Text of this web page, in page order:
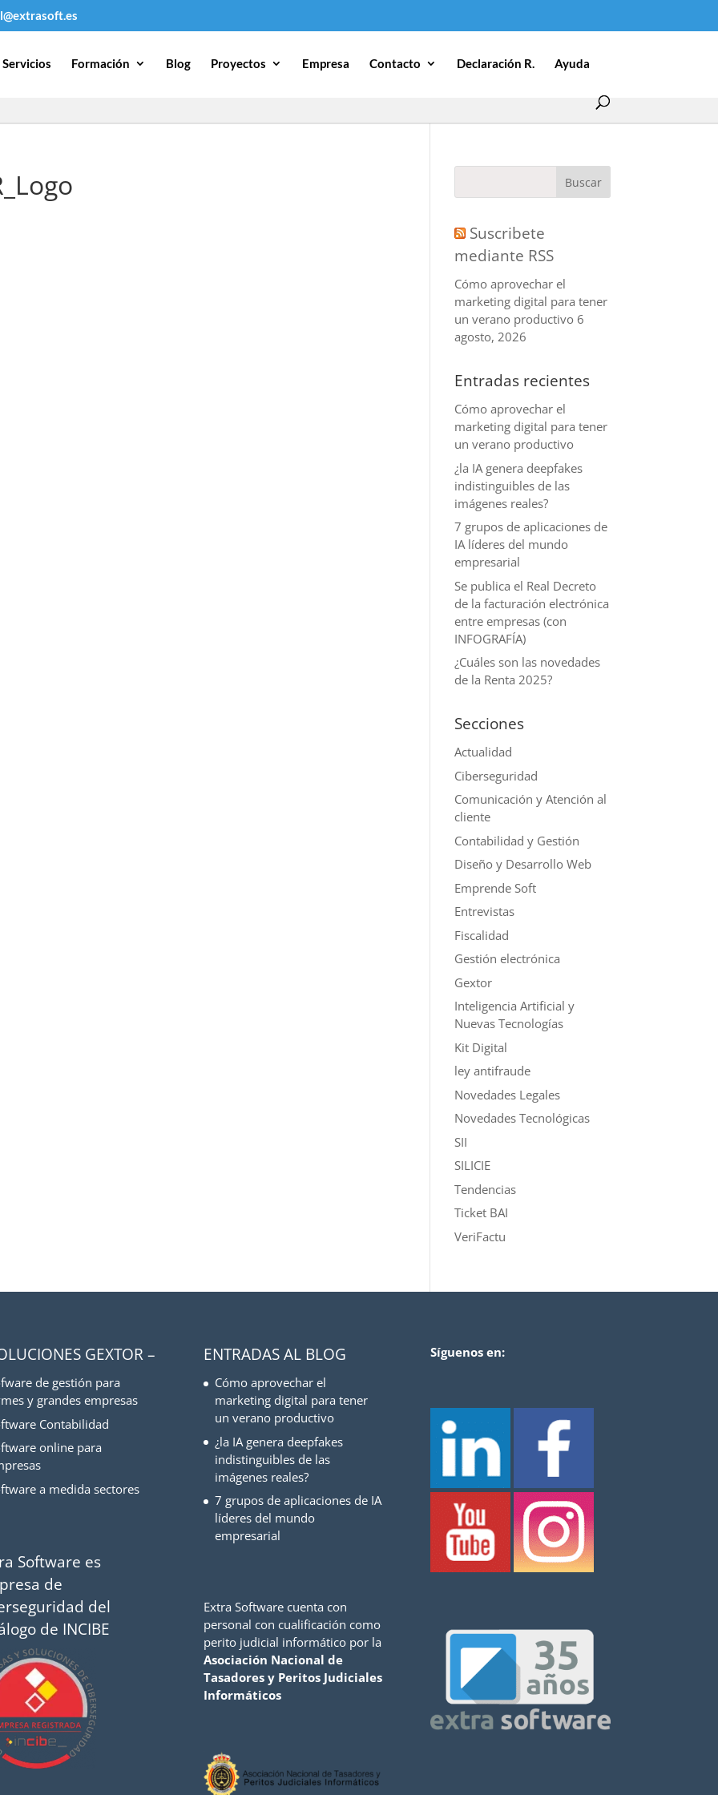
Servicios Formación Blog Proyectos Empresa Contacto Declaración R. Ayuda
Suscribete
mediante RSS
Cómo aprovechar el
marketing digital para tener
un verano productivo 6
agosto, 2026
Entradas recientes
Cómo aprovechar el
marketing digital para tener
un verano productivo
¿la IA genera deepfakes
indistinguibles de las
imágenes reales?
7 grupos de aplicaciones de
IA líderes del mundo
empresarial
Se publica el Real Decreto
de la facturación electrónica
entre empresas (con
INFOGRAFÍA)
¿Cuáles son las novedades
de la Renta 2025?
Secciones
Actualidad
Ciberseguridad
Comunicación y Atención al
cliente
Contabilidad y Gestión
Diseño y Desarrollo Web
Emprende Soft
Entrevistas
Fiscalidad
Gestión electrónica
Gextor
Inteligencia Artificial y
Nuevas Tecnologías
Kit Digital
ley antifraude
Novedades Legales
Novedades Tecnológicas
SII
SILICIE
Tendencias
Ticket BAI
VeriFactu
GEXTOR –
de gestión para
y grandes empresas
Contabilidad
online para
a medida sectores
Software es
de
del
de INCIBE
ENTRADAS AL BLOG
Cómo aprovechar el
marketing digital para tener
un verano productivo
¿la IA genera deepfakes
indistinguibles de las
imágenes reales?
7 grupos de aplicaciones de IA
líderes del mundo
empresarial
Extra Software cuenta con
personal con cualificación como
perito judicial informático por la
Asociación Nacional de
Tasadores y Peritos Judiciales
Informáticos
Síguenos en: